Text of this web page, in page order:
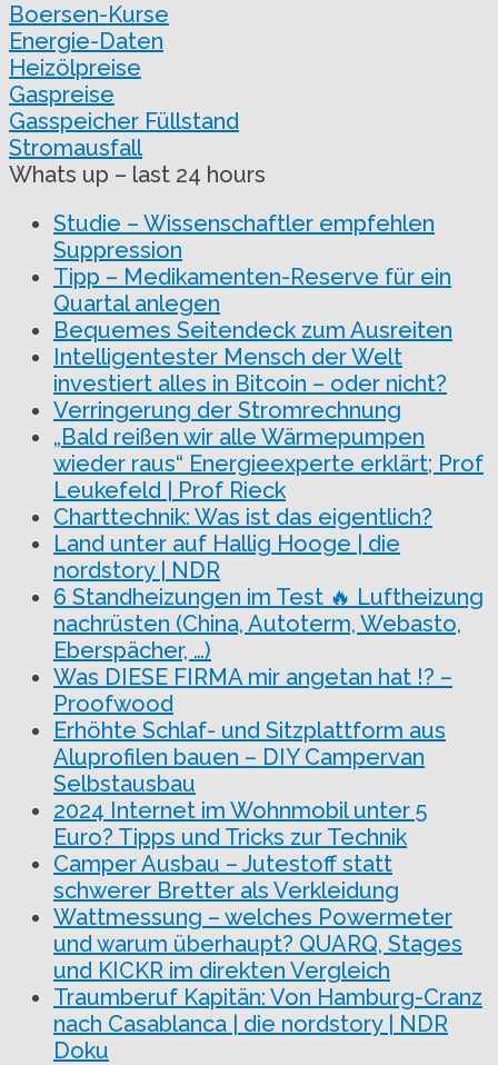
Boersen-Kurse
Energie-Daten
Heizölpreise
Gaspreise
Gasspeicher Füllstand
Stromausfall
Whats up – last 24 hours
Studie – Wissenschaftler empfehlen
Suppression
Tipp – Medikamenten-Reserve für ein
Quartal anlegen
Bequemes Seitendeck zum Ausreiten
Intelligentester Mensch der Welt
investiert alles in Bitcoin – oder nicht?
Verringerung der Stromrechnung
„Bald reißen wir alle Wärmepumpen
wieder raus“ Energieexperte erklärt; Prof
Leukefeld | Prof Rieck
Charttechnik: Was ist das eigentlich?
Land unter auf Hallig Hooge | die
nordstory | NDR
6 Standheizungen im Test 🔥 Luftheizung
nachrüsten (China, Autoterm, Webasto,
Eberspächer, …)
Was DIESE FIRMA mir angetan hat !? –
Proofwood
Erhöhte Schlaf- und Sitzplattform aus
Aluprofilen bauen – DIY Campervan
Selbstausbau
2024 Internet im Wohnmobil unter 5
Euro? Tipps und Tricks zur Technik
Camper Ausbau – Jutestoff statt
schwerer Bretter als Verkleidung
Wattmessung – welches Powermeter
und warum überhaupt? QUARQ, Stages
und KICKR im direkten Vergleich
Traumberuf Kapitän: Von Hamburg-Cranz
nach Casablanca | die nordstory | NDR
Doku